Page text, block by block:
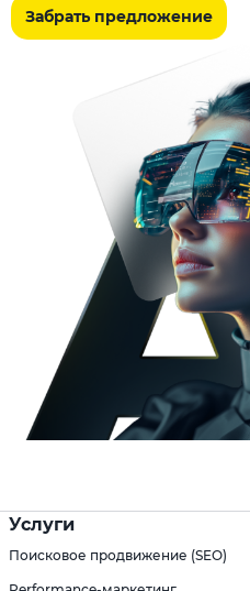
Забрать предложение
Услуги
Поисковое продвижение (SEO)